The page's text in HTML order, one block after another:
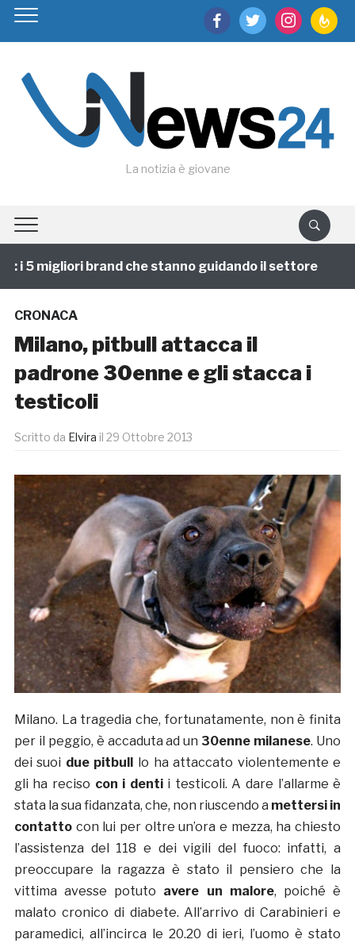
facebooktwitter instagram
La notizia è giovane
5 migliori brand che stanno guidando il settore
CRONACA
Milano, pitbull attacca il
padrone 30enne e gli stacca i
testicoli
Scritto da Elvira il 29 Ottobre 2013
Milano. La tragedia che, fortunatamente, non è finita
per il peggio, è accaduta ad un 30enne milanese. Uno
dei suoi due pitbull lo ha attaccato violentemente e
gli ha reciso con i dentii testicoli. A dare l’allarme è
stata la sua fidanzata, che, non riuscendo a mettersi in
contattocon lui per oltre un’ora e mezza, ha chiesto
l’assistenza del 118 e dei vigili del fuoco: infatti, a
preoccupare la ragazza è stato il pensiero che la
vittima avesse potuto avere un malore, poiché è
malato cronico di diabete. All’arrivo di Carabinieri e
paramedici, all’incirca le 20.20 di ieri, l’uomo è stato